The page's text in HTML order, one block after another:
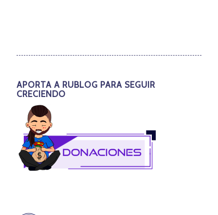
APORTA A RUBLOG PARA SEGUIR
CRECIENDO